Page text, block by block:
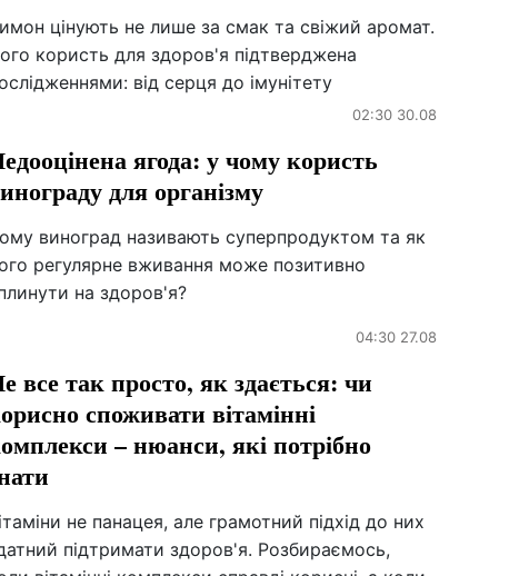
цінують не лише за смак та свіжий аромат.
користь для здоров'я підтверджена
від серця до імунітету
02:30 30.08
ягода: у чому користь
для організму
виноград називають суперпродуктом та як
регулярне вживання може позитивно
на здоров'я?
04:30 27.08
все так просто, як здається: чи
споживати вітамінні
– нюанси, які потрібно
не панацея, але грамотний підхід до них
підтримати здоров'я. Розбираємось,